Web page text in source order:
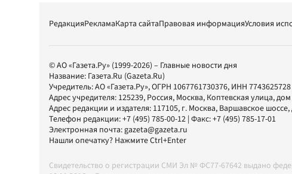
РедакцияРекламаКарта сайтаПравовая информацияУсловия
© АО «Газета.Ру» (1999-2026) – Главные новости дня
Название: Газета.Ru (Gazeta.Ru)
Учредитель:АО «Газета.Ру», ОГРН 1067761730376, ИНН 7743625728
Адрес учредителя: 125239, Россия, Москва, Коптевская улица,
Адрес редакции и издателя: 117105, г. Москва, Варшавское шоссе,
Телефон редакции:+7 (495) 785-00-12 | Факс:+7 (495) 785-17-01
Электронная почта:gazeta@gazeta.ru
Нашли опечатку? Нажмите Ctrl+Enter
Свидетельство о регистрации СМИ Эл № ФС77-67642 выдано